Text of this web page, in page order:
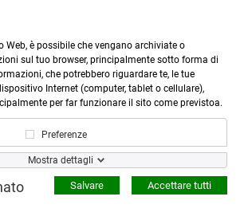

Cerca
more_horiz
Menù
shopping_cart
aclaton ecubalin gabex prelynca
100mg 150mg 300mg in farmacia
Web, è possibile che vengano archiviate o
sul tuo browser, principalmente sotto forma di
che potrebbero riguardare te, le tue
Internet (computer, tablet o cellulare),
per far funzionare il sito come previstoa.
Preferenze
Mostra dettagli
Accettare tutti
Salvare